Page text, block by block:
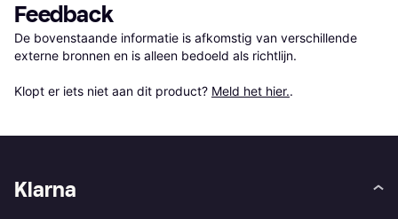
Feedback
De bovenstaande informatie is afkomstig van verschillende
externe bronnen en is alleen bedoeld als richtlijn.
Klopt er iets niet aan dit product? Meld het hier..
Klarna